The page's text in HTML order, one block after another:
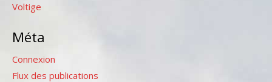
Voltige
Méta
Connexion
Flux des publications